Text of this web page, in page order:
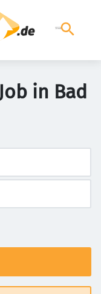
in Bad